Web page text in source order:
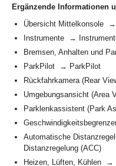
Ergänzende Informationen
Übersicht Mittelkonsole
Instrumente →
Bremsen, Anhalten und
ParkPilot → ParkPilot
Rückfahrkamera (Rear
Umgebungsansicht (Area
Parklenkassistent (Park
Automatische
Distanzregelung (ACC)
Heizen, Lüften, Kühlen →